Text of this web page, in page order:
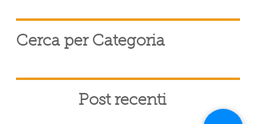
Cerca per Categoria
Post recenti